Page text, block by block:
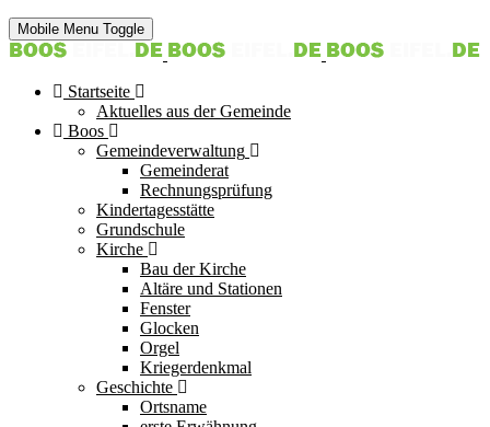
Mobile Menu Toggle
Startseite
Aktuelles aus der Gemeinde
Boos
Gemeindeverwaltung
Gemeinderat
Rechnungsprüfung
Kindertagesstätte
Grundschule
Kirche
Bau der Kirche
Altäre und Stationen
Fenster
Glocken
Orgel
Kriegerdenkmal
Geschichte
Ortsname